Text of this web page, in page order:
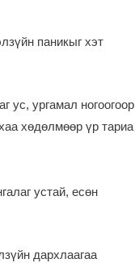
паникыг хэт
ус, ургамал ногоогоор
хөдөлмөөр үр тариа
устай, есөн
дархлаагаа